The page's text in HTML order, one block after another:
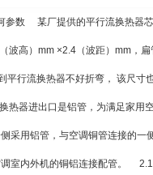
数 某厂提供的平行流换热器芯
波高）mm ×2.4（波距）mm，
平行流换热器不好折弯， 该尺寸
器进出口是铝管，为满足家用
采用铝管，与空调铜管连接的
调室内外机的铜铝连接配管。